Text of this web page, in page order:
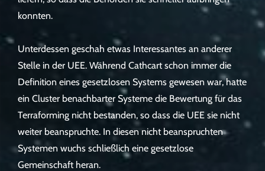
konnten.
Unterdessen geschah etwas Interessantes an anderer
Stelle in der UEE. Während Cathcart schon immer die
Definition eines gesetzlosen Systems gewesen war, hatte
ein Cluster benachbarter Systeme die Bewertung für das
Terraforming nicht bestanden, so dass die UEE sie nicht
weiter beanspruchte. In diesen nicht beanspruchten
Systemen wuchs schließlich eine gesetzlose
Gemeinschaft heran.